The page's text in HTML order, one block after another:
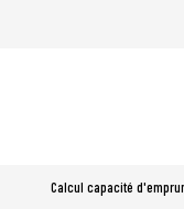
Calcul capacité